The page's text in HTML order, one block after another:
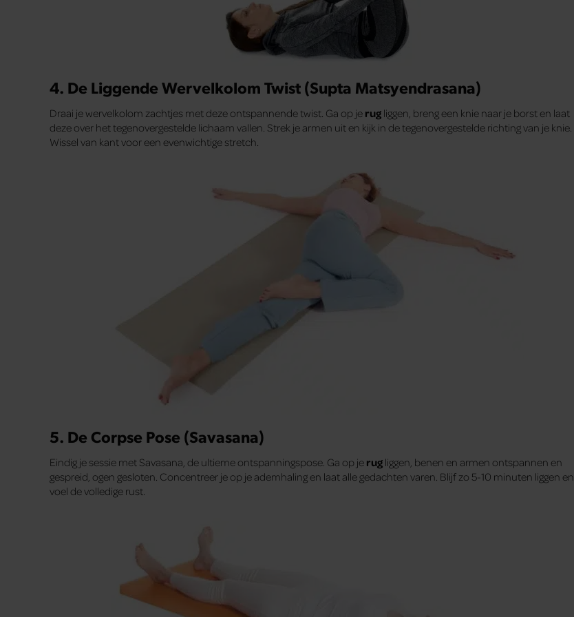
4. De Liggende Wervelkolom Twist (Supta Matsyendrasana)
Draai je wervelkolom zachtjes met deze ontspannende twist. Ga op je rug liggen, breng een knie naar je borst en laat
deze over het tegenovergestelde lichaam vallen. Strek je armen uit en kijk in de tegenovergestelde richting van je knie.
Wissel van kant voor een evenwichtige stretch.
5. De Corpse Pose (Savasana)
Eindig je sessie met Savasana, de ultieme ontspanningspose. Ga op je rug liggen, benen en armen ontspannen en
gespreid, ogen gesloten. Concentreer je op je ademhaling en laat alle gedachten varen. Blijf zo 5-10 minuten liggen en
voel de volledige rust.